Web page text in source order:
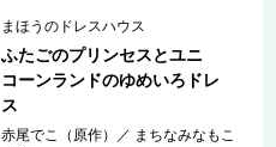
まほうのドレスハウス
ふたごのプリンセスとユニ
コーンランドのゆめいろドレ
ス
赤尾でこ（原作） ／ まちなみなもこ